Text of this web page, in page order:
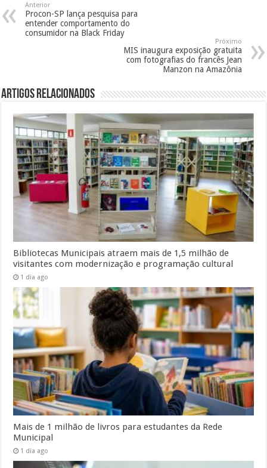
Anterior
Procon-SP lança pesquisa para
entender comportamento do
consumidor na Black Friday
Próximo
MIS inaugura exposição gratuita
com fotografias do francês Jean
Manzon na Amazônia
Artigos Relacionados
Bibliotecas Municipais atraem mais de 1,5 milhão de
visitantes com modernização e programação cultural
1 dia ago
Mais de 1 milhão de livros para estudantes da Rede
Municipal
1 dia ago